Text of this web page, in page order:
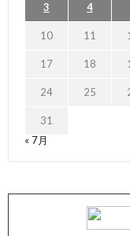
3 4
10 11
17 18
24 25
31
« 7月